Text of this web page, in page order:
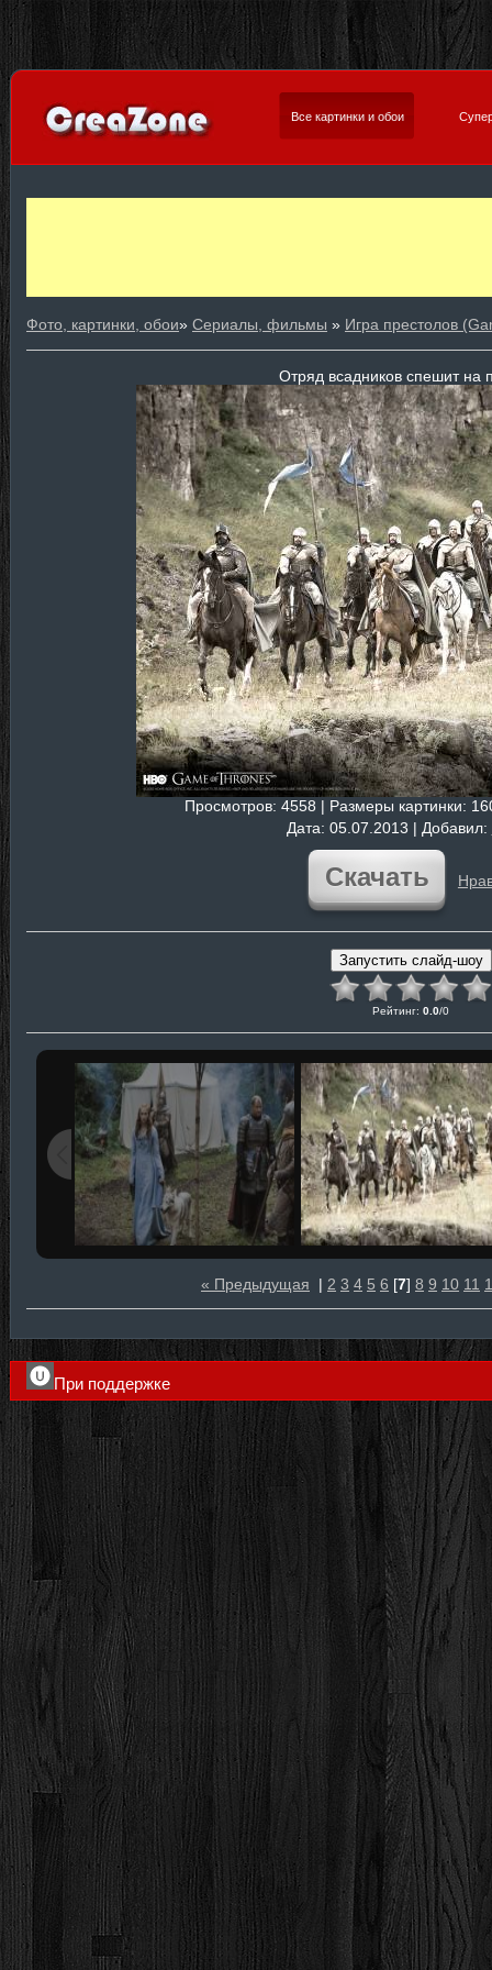
Все картинки и обои
Фото, картинки, обои» Сериалы, фильмы » Игра престолов
Отряд всадников спешит на
Просмотров: 4558 | Размеры картинки:
Дата: 05.07.2013 | Добавил:
Скачать
Рейтинг: 0.0/0
« Предыдущая | 2 3 4 5 6 [7] 8 9 10 11
При поддержке